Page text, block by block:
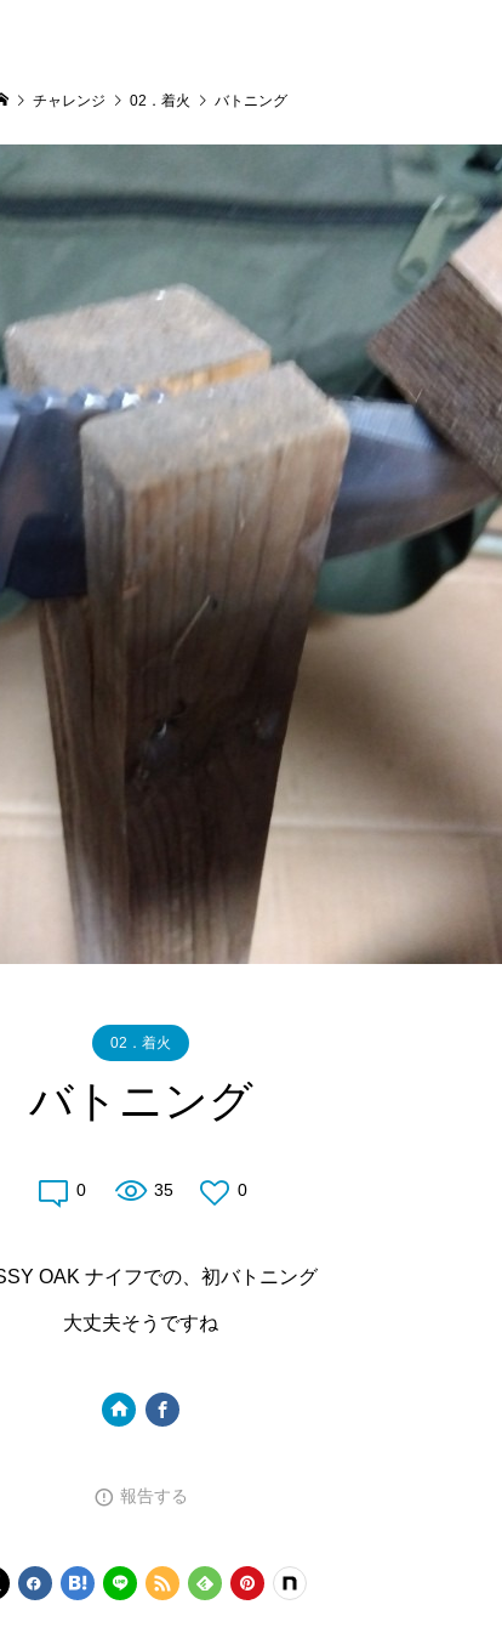
チャレンジ 02．着火 バトニング
02．着火
バトニング
0 35 0
OAK ナイフでの、初バトニング
大丈夫そうですね
報告する